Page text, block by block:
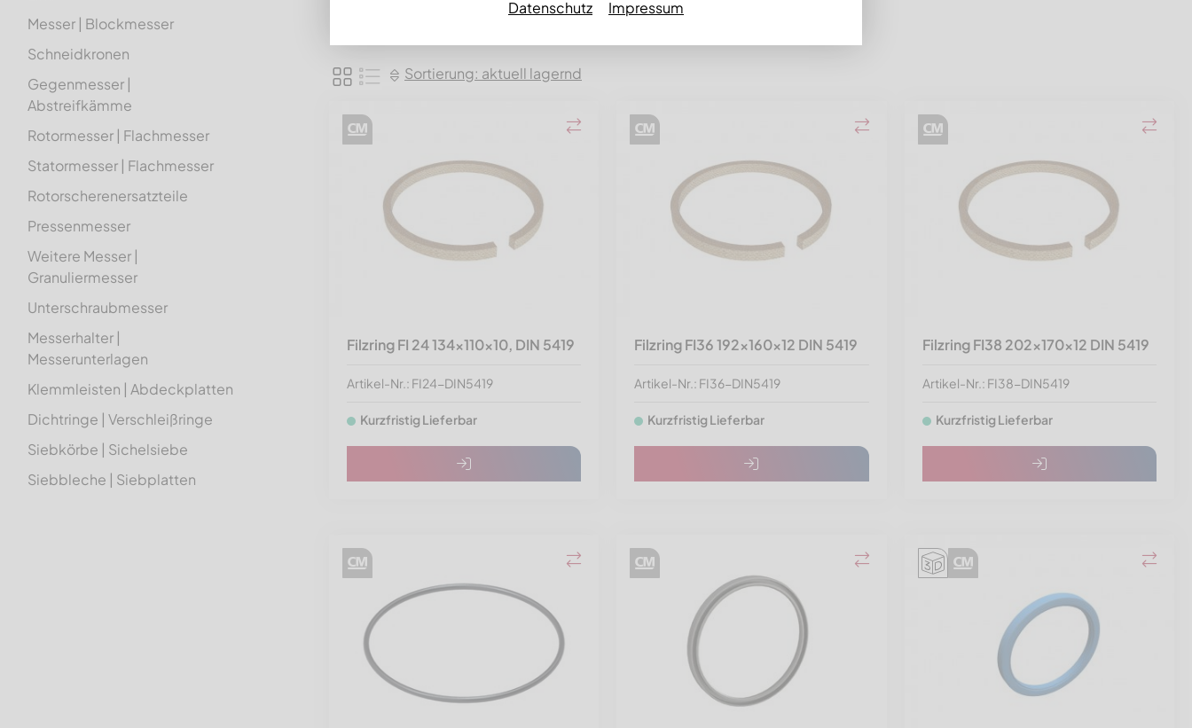
Messer | Blockmesser
Schneidkronen
Gegenmesser |
Abstreifkämme
Rotormesser | Flachmesser
Statormesser | Flachmesser
Rotorscherenersatzteile
Pressenmesser
Weitere Messer |
Granuliermesser
Unterschraubmesser
Messerhalter |
Messerunterlagen
Klemmleisten | Abdeckplatten
Dichtringe | Verschleißringe
Siebkörbe | Sichelsiebe
Siebbleche | Siebplatten
Sortierung: aktuell lagernd
Filzring FI 24 134x110x10, DIN 5419
Artikel-Nr.: FI24-DIN5419
Kurzfristig Lieferbar
Filzring FI36 192x160x12 DIN 5419
Artikel-Nr.: FI36-DIN5419
Kurzfristig Lieferbar
Filzring FI38 202x170x12 DIN 5419
Artikel-Nr.: FI38-DIN5419
Kurzfristig Lieferbar
Datenschutz Impressum